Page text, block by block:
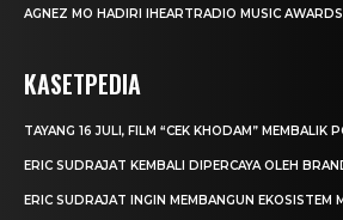
AGNEZ MO HADIRI IHEARTRADIO MUSIC
KASETPEDIA
TAYANG 16 JULI, FILM “CEK KHODAM” MEMBALIK
ERIC SUDRAJAT KEMBALI DIPERCAYA OLEH
ERIC SUDRAJAT INGIN MEMBANGUN EKOSISTEM